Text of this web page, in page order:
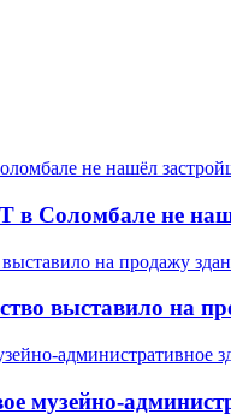
в Соломбале не
выставило на
музейно-